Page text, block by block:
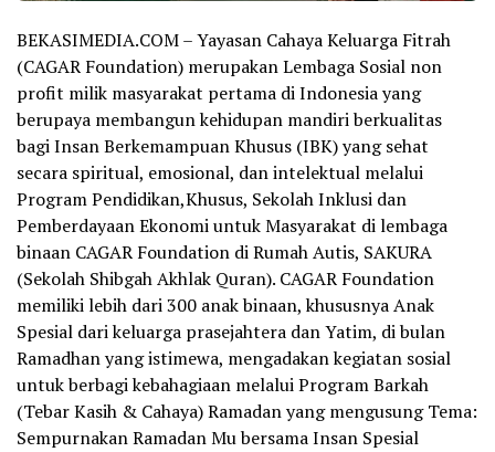
BEKASIMEDIA.COM – Yayasan Cahaya Keluarga Fitrah
(CAGAR Foundation) merupakan Lembaga Sosial non
profit milik masyarakat pertama di Indonesia yang
berupaya membangun kehidupan mandiri berkualitas
bagi Insan Berkemampuan Khusus (IBK) yang sehat
secara spiritual, emosional, dan intelektual melalui
Program Pendidikan,Khusus, Sekolah Inklusi dan
Pemberdayaan Ekonomi untuk Masyarakat di lembaga
binaan CAGAR Foundation di Rumah Autis, SAKURA
(Sekolah Shibgah Akhlak Quran). CAGAR Foundation
memiliki lebih dari 300 anak binaan, khususnya Anak
Spesial dari keluarga prasejahtera dan Yatim, di bulan
Ramadhan yang istimewa, mengadakan kegiatan sosial
untuk berbagi kebahagiaan melalui Program Barkah
(Tebar Kasih & Cahaya) Ramadan yang mengusung Tema:
Sempurnakan Ramadan Mu bersama Insan Spesial